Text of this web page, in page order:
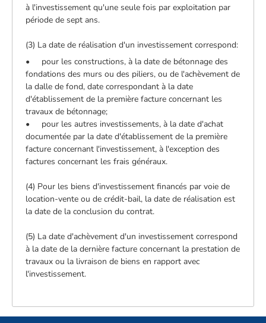
à l'investissement qu'une seule fois par exploitation par
période de sept ans.
(3) La date de réalisation d'un investissement correspond:
• pour les constructions, à la date de bétonnage des
fondations des murs ou des piliers, ou de l'achèvement de
la dalle de fond, date correspondant à la date
d'établissement de la première facture concernant les
travaux de bétonnage;
• pour les autres investissements, à la date d'achat
documentée par la date d'établissement de la première
facture concernant l'investissement, à l'exception des
factures concernant les frais généraux.
(4) Pour les biens d'investissement financés par voie de
location-vente ou de crédit-bail, la date de réalisation est
la date de la conclusion du contrat.
(5) La date d'achèvement d'un investissement correspond
à la date de la dernière facture concernant la prestation de
travaux ou la livraison de biens en rapport avec
l'investissement.